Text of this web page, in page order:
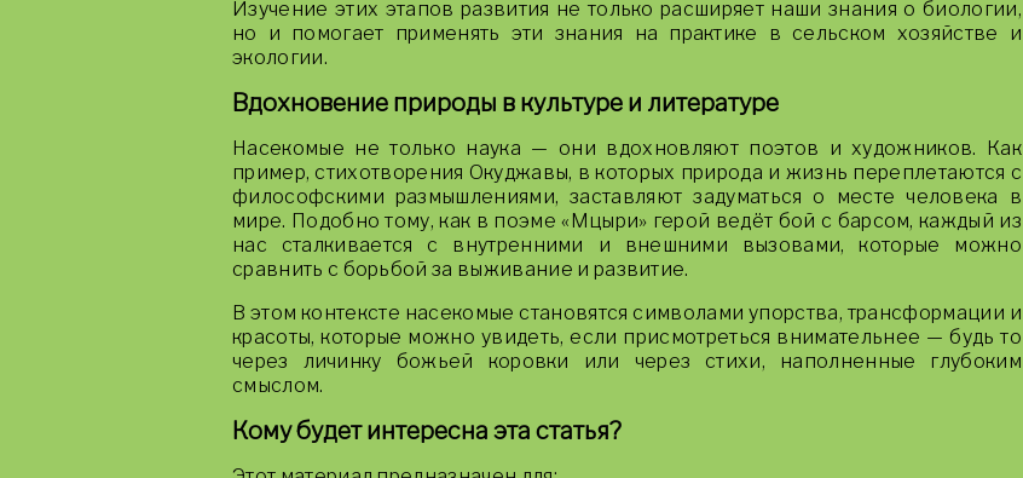
Изучение этих этапов развития не только расширяет наши знания о биологии,
но и помогает применять эти знания на практике в сельском хозяйстве и
экологии.
Вдохновение природы в культуре и литературе
Насекомые не только наука — они вдохновляют поэтов и художников. Как
пример, стихотворения Окуджавы, в которых природа и жизнь переплетаются с
философскими размышлениями, заставляют задуматься о месте человека в
мире. Подобно тому, как в поэме «Мцыри» герой ведёт бой с барсом, каждый из
нас сталкивается с внутренними и внешними вызовами, которые можно
сравнить с борьбой за выживание и развитие.
В этом контексте насекомые становятся символами упорства, трансформации и
красоты, которые можно увидеть, если присмотреться внимательнее — будь то
через личинку божьей коровки или через стихи, наполненные глубоким
смыслом.
Кому будет интересна эта статья?